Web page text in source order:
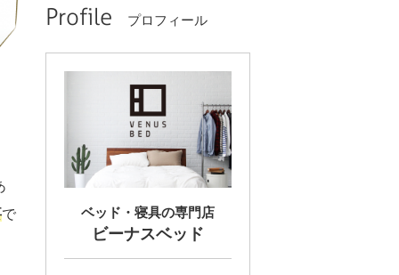
で
Profile プロフィール
ベッド・寝具の専門店
ビーナスベッド